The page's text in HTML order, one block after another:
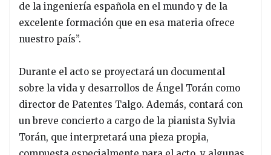
de la ingeniería española en el mundo y de la
excelente formación que en esa materia ofrece
nuestro país”.
Durante el acto se proyectará un documental
sobre la vida y desarrollos de Ángel Torán como
director de Patentes Talgo. Además, contará con
un breve concierto a cargo de la pianista Sylvia
Torán, que interpretará una pieza propia,